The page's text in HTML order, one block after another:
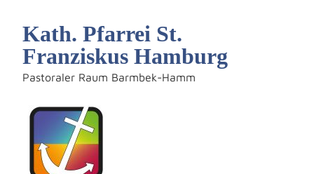
Kath. Pfarrei St.
Franziskus Hamburg
Pastoraler Raum Barmbek-Hamm